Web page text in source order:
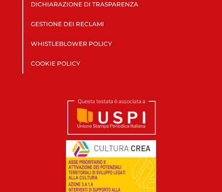
DICHIARAZIONE DI TRASPARENZA
GESTIONE DEI RECLAMI
WHISTLEBLOWER POLICY
COOKIE POLICY